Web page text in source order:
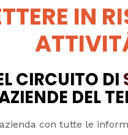
IN
CIRCUITO DI
DEL
con tutte le